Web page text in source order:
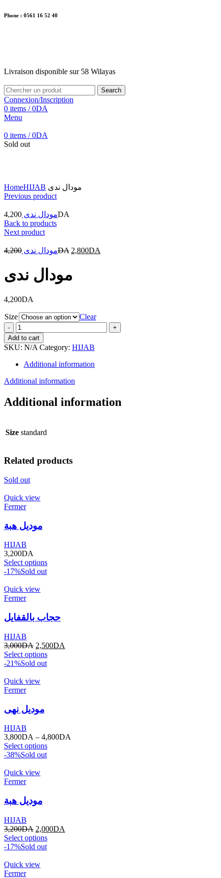
Phone : 0561 16 52 40
Livraison disponible sur 58 Wilayas
Search
Connexion/Inscription
0 items / 0DA
Menu
0 items / 0DA
Sold out
HomeHIJAB مودال ندى
Previous product
مودال ندى 4,200
DA
Back to products
Next product
مودال ندى 4,200 DA 2,800DA
مودال ندى
4,200DA
Size
Clear
مودال
ندى
quantity
Add to cart
SKU: N/A Category: HIJAB
Additional information
Additional information
Additional information
Size standard
Related products
Sold out
Quick view
Fermer
موديل هبة
HIJAB
3,200DA
Select options
-17%Sold out
Quick view
Fermer
حجاب بالقفايل
HIJAB
3,000DA 2,500DA
Select options
-21%Sold out
Quick view
Fermer
موديل نهى
HIJAB
3,800DA – 4,800DA
Select options
-38%Sold out
Quick view
Fermer
موديل هبة
HIJAB
3,200DA 2,000DA
Select options
-17%Sold out
Quick view
Fermer